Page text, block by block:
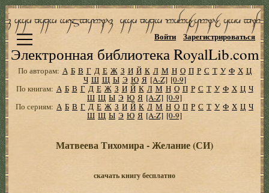
Электронная библиотека RoyalLib.com
Войти Зарегистрироваться
По авторам: А Б В Г Д Е Ж З И Й К Л М Н О П Р С Т У Ф Х Ц
Ч Ш Щ Ы Э Ю Я [A-Z] [0-9]
По книгам: А Б В Г Д Е Ж З И Й К Л М Н О П Р С Т У Ф Х Ц Ч
Ш Щ Ы Э Ю Я [A-Z] [0-9]
По сериям: А Б В Г Д Е Ж З И Й К Л М Н О П Р С Т У Ф Х Ц Ч
Ш Щ Ы Э Ю Я [A-Z] [0-9]
Матвеева Тихомира - Желание (СИ)
скачать книгу бесплатно